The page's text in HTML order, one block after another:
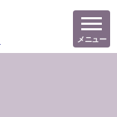
メニュー